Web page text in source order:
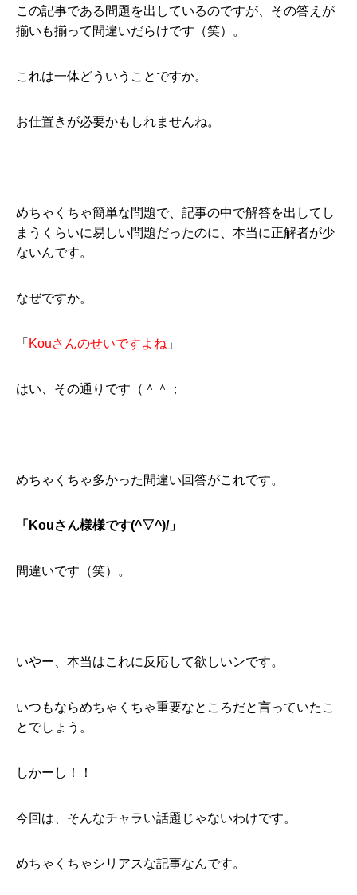
この記事である問題を出しているのですが、その答えが
揃いも揃って間違いだらけです（笑）。
これは一体どういうことですか。
お仕置きが必要かもしれませんね。
めちゃくちゃ簡単な問題で、記事の中で解答を出してし
まうくらいに易しい問題だったのに、本当に正解者が少
ないんです。
なぜですか。
「 Kouさんのせいですよね 」
はい、その通りです（＾＾；
めちゃくちゃ多かった間違い回答がこれです。
「Kouさん様様です(^▽^)/」
間違いです（笑）。
いやー、本当はこれに反応して欲しいンです。
いつもならめちゃくちゃ重要なところだと言っていたこ
とでしょう。
しかーし！！
今回は、そんなチャラい話題じゃないわけです。
めちゃくちゃシリアスな記事なんです。